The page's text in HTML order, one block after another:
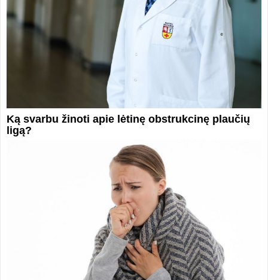
Ką svarbu žinoti apie lėtinę obstrukcinę plaučių
ligą?